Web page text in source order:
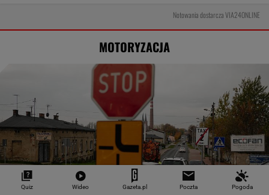
Notowania dostarcza VIA24ONLINE
MOTORYZACJA
Quiz Wideo Gazeta.pl Poczta Pogoda